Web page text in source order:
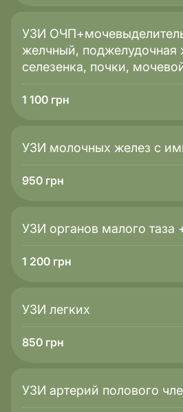
УЗИ
желчный, поджелудочная
селезенка, почки,
1 100 грн
УЗИ молочных желез с
950 грн
УЗИ органов малого таза
1 200 грн
УЗИ легких
850 грн
УЗИ артерий полового